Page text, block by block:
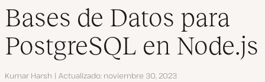
Bases de Datos para
PostgreSQL en Node.js
Autor
Kumar Harsh Actualizado noviembre 30, 2023